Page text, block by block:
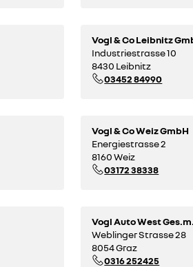
Vogl & Co Leibnitz
Industriestrasse 10
8430 Leibnitz
03452 84990
Vogl & Co Weiz GmbH
Energiestrasse 2
8160 Weiz
03172 38338
Vogl Auto West
Weblinger Strasse 28
8054 Graz
0316 252425